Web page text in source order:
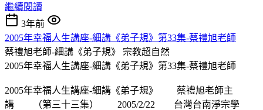
繼續閱讀
3年前
2005年幸福人生講座-細講《弟子規》第33集-蔡禮旭老師
蔡禮旭老師-細講《弟子規》 宗教超自然
2005年幸福人生講座-細講《弟子規》第33集-蔡禮旭老師
2005年幸福人生講座-細講《弟子規》 蔡禮旭老師主
講 （第三十三集） 2005/2/22 台灣台南淨宗學